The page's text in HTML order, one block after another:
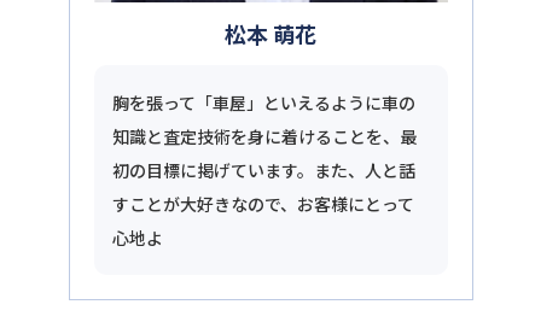
松本 萌花
胸を張って「車屋」といえるように車の
知識と査定技術を身に着けることを、最
初の目標に掲げています。また、人と話
すことが大好きなので、お客様にとって
心地よ